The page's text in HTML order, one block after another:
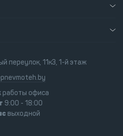
переулок, 11к3, 1-й этаж
работы офиса
9:00 - 18:00
выходной